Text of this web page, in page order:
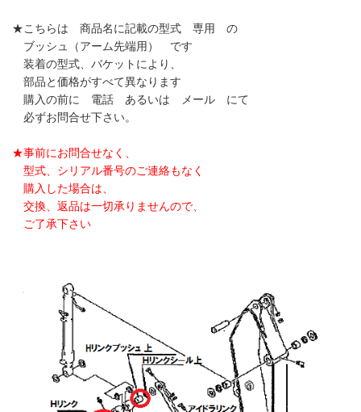
★こちらは 商品名に記載の型式 専用 の
ブッシュ（アーム先端用） です
装着の型式、バケットにより、
部品と価格がすべて異なります
購入の前に 電話 あるいは メール にて
必ずお問合せ下さい。
★事前にお問合せなく、
型式、シリアル番号のご連絡もなく
購入した場合は、
交換、返品は一切承りませんので、
ご了承下さい